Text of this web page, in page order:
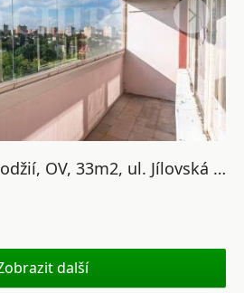
Prodej bytu 1+1 s lodžií, OV, 33m2, ul. Jílovská 431/23, Praha 4 - Lhotka
další